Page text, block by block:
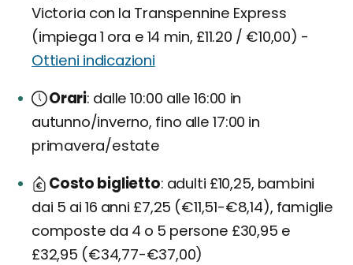
Victoria con la Transpennine Express
(impiega 1 ora e 14 min, £11.20 / €10,00) -
Ottieni indicazioni
Orari dalle 10:00 alle 16:00 in
autunno/inverno, fino alle 17:00 in
primavera/estate
Costo biglietto adulti £10,25, bambini
dai 5 ai 16 anni £7,25 (€11,51-€8,14), famiglie
composte da 4 o 5 persone £30,95 e
£32,95 (€34,77-€37,00)